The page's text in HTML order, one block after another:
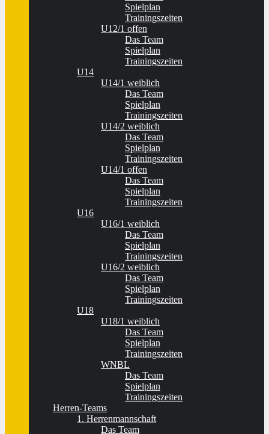
Spielplan
Trainingszeiten
U12/1 offen
Das Team
Spielplan
Trainingszeiten
U14
U14/1 weiblich
Das Team
Spielplan
Trainingszeiten
U14/2 weiblich
Das Team
Spielplan
Trainingszeiten
U14/1 offen
Das Team
Spielplan
Trainingszeiten
U16
U16/1 weiblich
Das Team
Spielplan
Trainingszeiten
U16/2 weiblich
Das Team
Spielplan
Trainingszeiten
U18
U18/1 weiblich
Das Team
Spielplan
Trainingszeiten
WNBL
Das Team
Spielplan
Trainingszeiten
Herren-Teams
1. Herrenmannschaft
Das Team